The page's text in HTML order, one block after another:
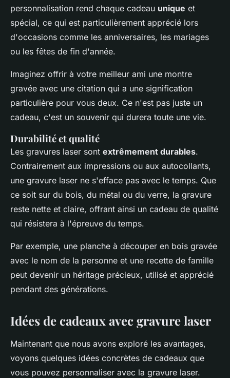
personnalisation rend chaque cadeau unique et
spécial, ce qui est particulièrement apprécié lors
d'occasions comme les anniversaires, les mariages
ou les fêtes de fin d'année.
Imaginez offrir à votre meilleur ami une montre
gravée avec une citation qui a une signification
particulière pour vous deux. Ce n'est pas juste un
cadeau, c'est un souvenir qui durera toute une vie.
Durabilité et qualité
Les gravures laser sont extrêmement durables.
Contrairement aux impressions ou aux autocollants,
une gravure laser ne s'efface pas avec le temps. Que
ce soit sur du bois, du métal ou du verre, la gravure
reste nette et claire, offrant ainsi un cadeau de qualité
qui résistera à l'épreuve du temps.
Par exemple, une planche à découper en bois gravée
avec le nom de la personne et une recette de famille
peut devenir un héritage précieux, utilisé et apprécié
pendant des générations.
Idées de cadeaux avec gravure laser
Maintenant que nous avons exploré les avantages,
voyons quelques idées concrètes de cadeaux que
vous pouvez personnaliser avec la gravure laser.